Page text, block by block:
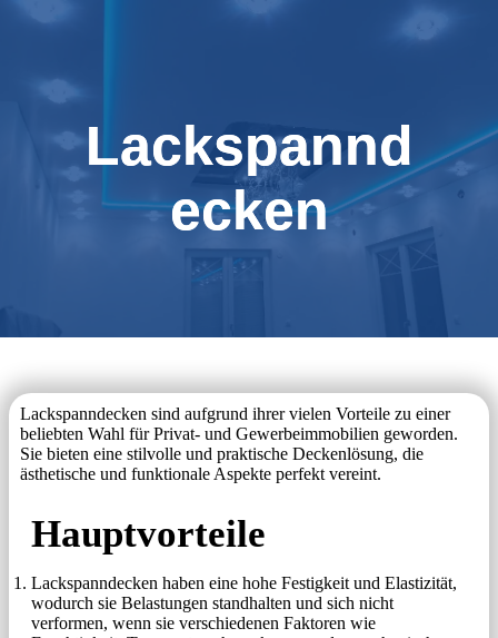
Lackspannd
ecken
Lackspanndecken sind aufgrund ihrer vielen Vorteile zu einer
beliebten Wahl für Privat- und Gewerbeimmobilien geworden.
Sie bieten eine stilvolle und praktische Deckenlösung, die
ästhetische und funktionale Aspekte perfekt vereint.
Hauptvorteile
Lackspanndecken haben eine hohe Festigkeit und Elastizität,
wodurch sie Belastungen standhalten und sich nicht
verformen, wenn sie verschiedenen Faktoren wie